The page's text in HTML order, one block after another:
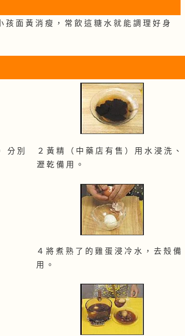
孩 面 黃 消 瘦 ， 常 飲 這 糖 水 就 能 調 理 好 身
分 別
２ 黃 精 （ 中 藥 店 有 售 ） 用 水 浸 洗 、
瀝 乾 備 用 。
４ 將 煮 熟 了 的 雞 蛋 浸 冷 水 ， 去 殼 備
用 。